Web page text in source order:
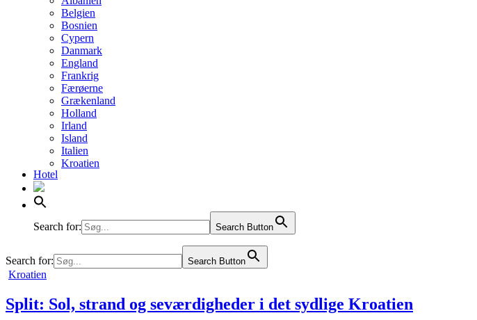
Belgien
Bosnien
Cypern
Danmark
England
Frankrig
Færøerne
Grækenland
Holland
Irland
Island
Italien
Kroatien
Moldova
Norge
Portugal
Schweiz
Serbien
Hotel
Search for: Search Button
Search for: Search Button
Posted
Kroatien
Split: Sol, strand og seværdigheder i det sydlige Kroatien